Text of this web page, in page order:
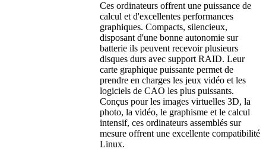
Ces ordinateurs offrent une puissance de
calcul et d'excellentes performances
graphiques. Compacts, silencieux,
disposant d'une bonne autonomie sur
batterie ils peuvent recevoir plusieurs
disques durs avec support RAID. Leur
carte graphique puissante permet de
prendre en charges les jeux vidéo et les
logiciels de CAO les plus puissants.
Conçus pour les images virtuelles 3D, la
photo, la vidéo, le graphisme et le calcul
intensif, ces ordinateurs assemblés sur
mesure offrent une excellente compatibilité
Linux.